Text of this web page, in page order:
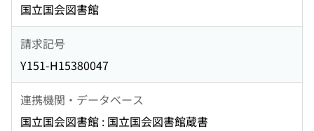
国立国会図書館
請求記号
Y151-H15380047
連携機関・データベース
国立国会図書館 : 国立国会図書館蔵書